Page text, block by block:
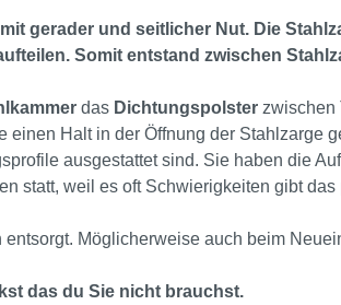
gerader und seitlicher Nut. Die
Somit entstand zwischen
das Dichtungspolster zwischen
Halt in der Öffnung der Stahlzarge
ausgestattet sind. Sie haben die
statt, weil es oft Schwierigkeiten gibt das
Möglicherweise auch beim
das du Sie nicht brauchst.